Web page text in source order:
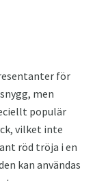
för
men
populär
vilket inte
röd tröja i en
kan användas